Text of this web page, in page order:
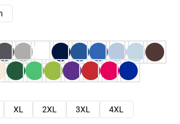
XL 2XL 3XL
4XL